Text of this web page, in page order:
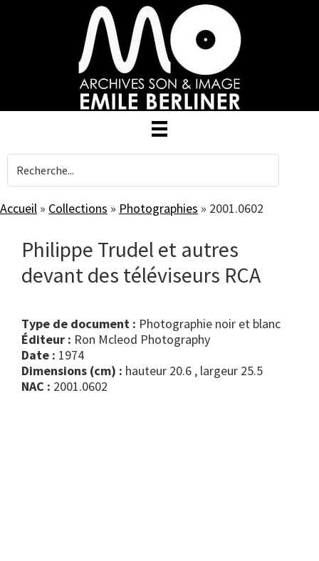
Accueil » Collections » Photographies » 2001.0602
Philippe Trudel et autres
devant des téléviseurs RCA
Type de document :
photographie noir et blanc
Éditeur : Ron Mcleod Photography
Date : 1974
Dimensions (cm) : hauteur 20.6 , largeur 25.5
NAC : 2001.0602